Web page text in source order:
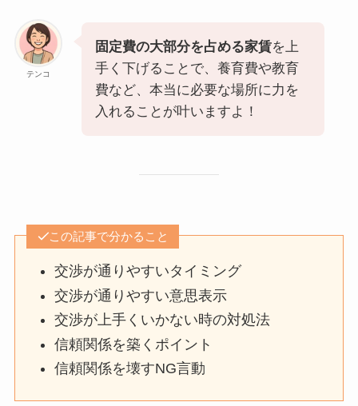
テンコ
固定費の大部分を占める家賃を上
手く下げることで、養育費や教育
費など、本当に必要な場所に力を
入れることが叶いますよ！
この記事で分かること
交渉が通りやすいタイミング
交渉が通りやすい意思表示
交渉が上手くいかない時の対処法
信頼関係を築くポイント
信頼関係を壊すNG言動